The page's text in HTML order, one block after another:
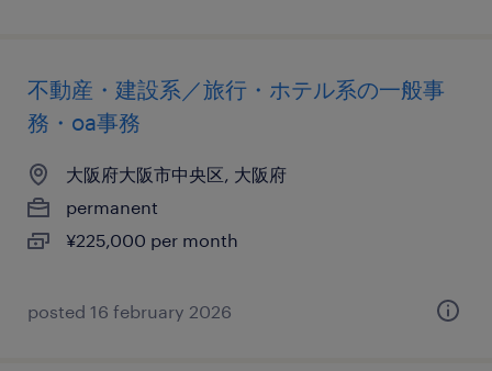
不動産・建設系／旅行・ホテル系の一般事
務・oa事務
大阪府大阪市中央区, 大阪府
permanent
¥225,000 per month
posted 16 february 2026